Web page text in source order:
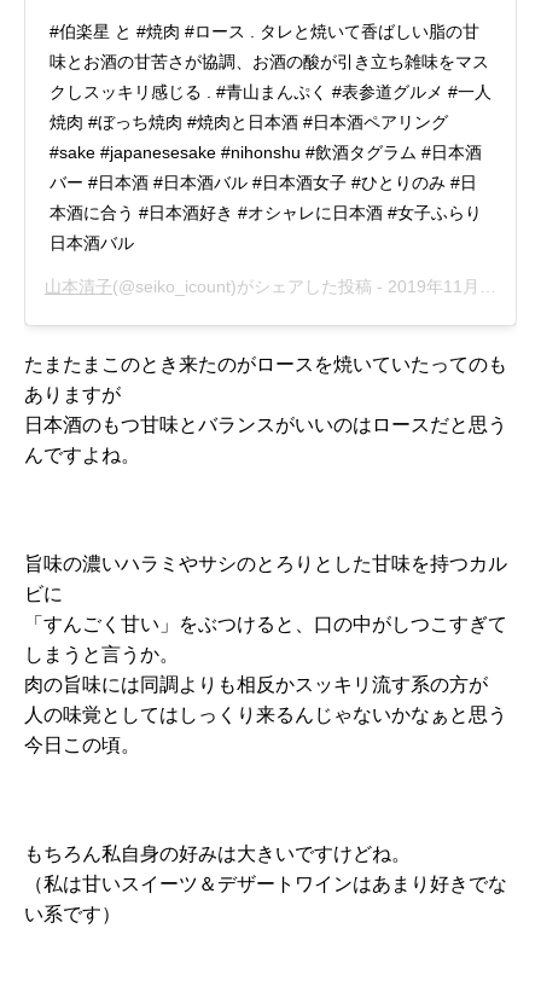
#伯楽星 と #焼肉 #ロース . タレと焼いて香ばしい脂の甘
味とお酒の甘苦さが協調、お酒の酸が引き立ち雑味をマス
クしスッキリ感じる . #青山まんぷく #表参道グルメ #一人
焼肉 #ぼっち焼肉 #焼肉と日本酒 #日本酒ペアリング
#sake #japanesesake #nihonshu #飲酒タグラム #日本酒
バー #日本酒 #日本酒バル #日本酒女子 #ひとりのみ #日
本酒に合う #日本酒好き #オシャレに日本酒 #女子ふらり
日本酒バル
山本清子(@seiko_icount)がシェアした投稿 - 2019年11月月7日午前3時21分PST
たまたまこのとき来たのがロースを焼いていたってのも
ありますが
日本酒のもつ甘味とバランスがいいのはロースだと思う
んですよね。
旨味の濃いハラミやサシのとろりとした甘味を持つカル
ビに
「すんごく甘い」をぶつけると、口の中がしつこすぎて
しまうと言うか。
肉の旨味には同調よりも相反かスッキリ流す系の方が
人の味覚としてはしっくり来るんじゃないかなぁと思う
今日この頃。
もちろん私自身の好みは大きいですけどね。
（私は甘いスイーツ＆デザートワインはあまり好きでな
い系です）